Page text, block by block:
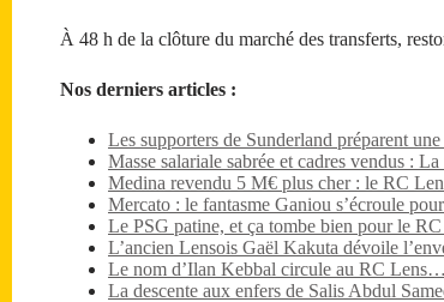
À 48 h de la clôture du marché des transferts,
Nos derniers articles :
Les supporters de Sunderland préparent
Masse salariale sabrée et cadres vendus :
Medina revendu 5 M€ plus cher : le RC
Mercato : le fantasme Ganiou s’écroule
Le PSG patine, et ça tombe bien pour le
L’ancien Lensois Gaël Kakuta dévoile
Le nom d’Ilan Kebbal circule au RC
La descente aux enfers de Salis Abdul